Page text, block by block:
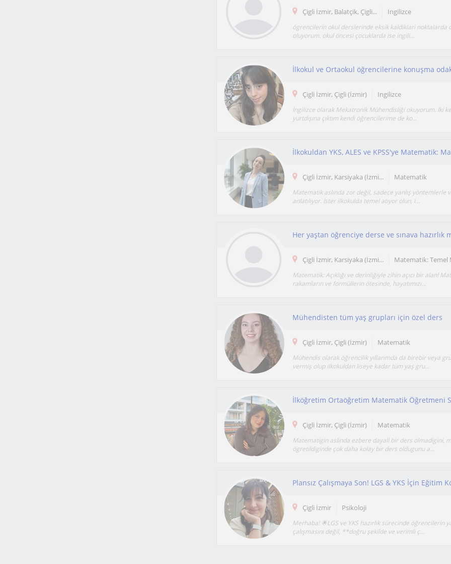
Çigli İzmir, Balatçik, Çigli... Ingilizce
ögrencilerin okul derslerinde eksik kaldiklari noktalarda
oluyorum. okul öncesi çocuklarda ise ingili...
İlkokul ve Ortaokul öğrencilerine konuşma
Çigli İzmir, Çigli (İzmir) Ingilizce
İngilizce olarak Mekatronik Mühendisliği okuyorum. İki
yurtdışına çıktım kendi öğrencilerime de ko...
Çigli İzmir, Karsiyaka (İzmi... Matematik
Matematik aslında zor değil, sadece yanlış yöntemlerle
anlatılıyor. İster ilkokulda temel atıyor olun, i...
Her yaştan öğrenciye derse ve sınava hazırlık
Çigli İzmir, Karsiyaka (İzmi... Matematik: Temel
Matematik: Açıklığı ve derinliğiyle zihin açıcı bir alan!
rakamların ve formüllerin ötesinde, hayatımızı...
Mühendisten tüm yaş grupları için özel ders
Çigli İzmir, Çigli (İzmir) Matematik
Mühendis olarak öğrencilik yıllarımda da birebir veya
vermiş olup ilkokuldan liseye kadar tüm yaş gru...
Çigli İzmir, Çigli (İzmir) Matematik
Matematigin aslinda ezbere dayali bir ders olmadigini,
ögretildiginde çok daha kolay bir ders oldugunu a...
Plansız Çalışmaya Son! LGS & YKS İçin Eğitim
Çigli İzmir Psikoloji
Merhaba! 🌟LGS ve YKS hazırlık sürecinde öğrencilerin
çalışmasını değil, **doğru şekilde ve verimli ç...